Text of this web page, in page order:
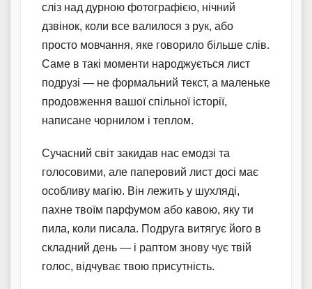
сліз над дурною фотографією, нічний
дзвінок, коли все валилося з рук, або
просто мовчання, яке говорило більше слів.
Саме в такі моменти народжується лист
подрузі — не формальний текст, а маленьке
продовження вашої спільної історії,
написане чорнилом і теплом.
Сучасний світ закидав нас емодзі та
голосовими, але паперовий лист досі має
особливу магію. Він лежить у шухляді,
пахне твоїм парфумом або кавою, яку ти
пила, коли писала. Подруга витягує його в
складний день — і раптом знову чує твій
голос, відчуває твою присутність.